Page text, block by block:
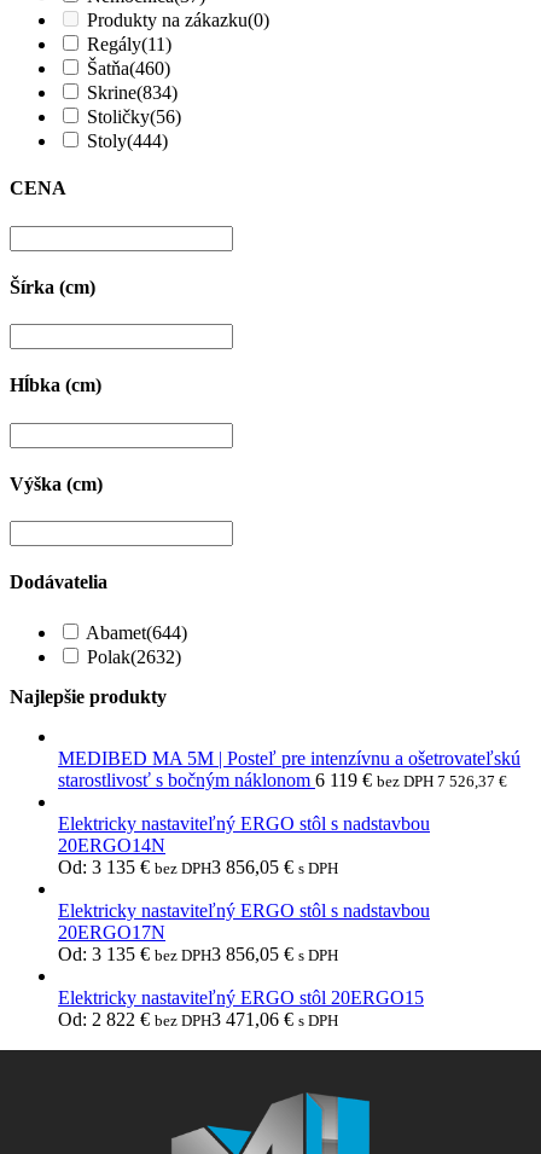
Produkty na zákazku(0)
Regály(11)
Šatňa(460)
Skrine(834)
Stoličky(56)
Stoly(444)
CENA
Šírka (cm)
Hĺbka (cm)
Výška (cm)
Dodávatelia
Abamet(644)
Polak(2632)
Najlepšie produkty
MEDIBED MA 5M | Posteľ pre intenzívnu a ošetrovateľskú
starostlivosť s bočným náklonom 6 119 € bez DPH 7 526,37 €
Elektricky nastaviteľný ERGO stôl s nadstavbou
20ERGO14N
Od: 3 135 € bez DPH3 856,05 € s DPH
Elektricky nastaviteľný ERGO stôl s nadstavbou
20ERGO17N
Od: 3 135 € bez DPH3 856,05 € s DPH
Elektricky nastaviteľný ERGO stôl 20ERGO15
Od: 2 822 € bez DPH3 471,06 € s DPH